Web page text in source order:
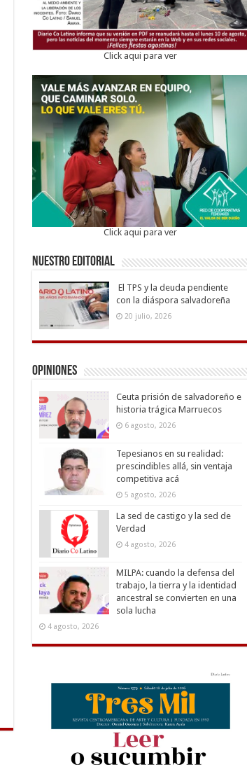
Click aqui para ver
Click aqui para ver
Nuestro Editorial
El TPS y la deuda pendiente
con la diáspora salvadoreña
20 julio, 2026
Opiniones
Ceuta prisión de salvadoreño e
historia trágica Marruecos
6 agosto, 2026
Tepesianos en su realidad:
prescindibles allá, sin ventaja
competitiva acá
5 agosto, 2026
La sed de castigo y la sed de
Verdad
4 agosto, 2026
MILPA: cuando la defensa del
trabajo, la tierra y la identidad
ancestral se convierten en una
sola lucha
4 agosto, 2026